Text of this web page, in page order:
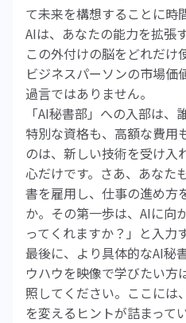
て未来を構想することに時
AIは、あなたの能力を拡張
この外付けの脳をどれだけ
ビジネスパーソンの市場価
過言ではありません。
「AI秘書部」への入部は、
特別な資格も、高額な費用
のは、新しい技術を受け入
心だけです。さあ、あなた
書を雇用し、仕事の進め方
か。その第一歩は、AIに向
ってくれますか？」と入力
最後に、より具体的なAI秘
ウハウを映像で学びたい方
照してください。ここには
を変えるヒントが詰まってい